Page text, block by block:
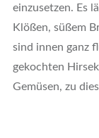
einzusetzen. Es
Klößen, süßem
sind innen ganz
gekochten
Gemüsen, zu